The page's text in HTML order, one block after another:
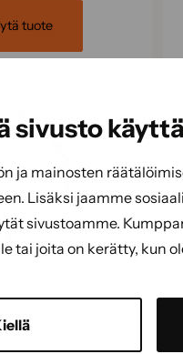
sivusto
ja mainosten
Lisäksi jaamme
sivustoamme.
tai joita on kerätty, kun
tuote